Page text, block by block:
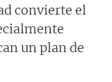
convierte el
un plan de